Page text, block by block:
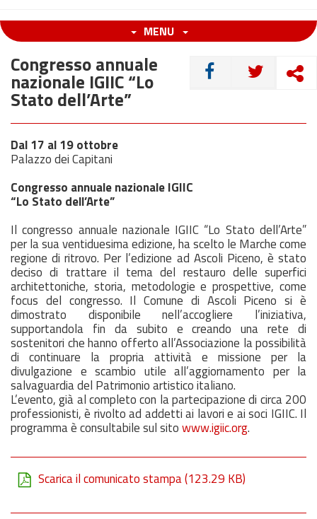
MENU
CONDIVIDI
Congresso annuale
nazionale IGIIC “Lo
Stato dell’Arte”
Dal 17 al 19 ottobre
Palazzo dei Capitani
Congresso annuale nazionale IGIIC
“Lo Stato dell’Arte”
Il congresso annuale nazionale IGIIC “Lo Stato dell’Arte”
per la sua ventiduesima edizione, ha scelto le Marche come
regione di ritrovo. Per l’edizione ad Ascoli Piceno, è stato
deciso di trattare il tema del restauro delle superfici
architettoniche, storia, metodologie e prospettive, come
focus del congresso. Il Comune di Ascoli Piceno si è
dimostrato disponibile nell’accogliere l’iniziativa,
supportandola fin da subito e creando una rete di
sostenitori che hanno offerto all’Associazione la possibilità
di continuare la propria attività e missione per la
divulgazione e scambio utile all’aggiornamento per la
salvaguardia del Patrimonio artistico italiano.
L’evento, già al completo con la partecipazione di circa 200
professionisti, è rivolto ad addetti ai lavori e ai soci IGIIC. Il
programma è consultabile sul sitowww.igiic.org.
Scarica il comunicato stampa(123.29 KB)